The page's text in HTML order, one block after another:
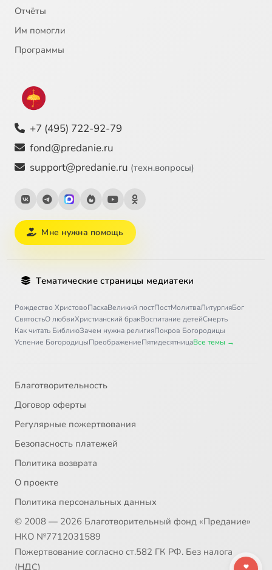
Отчёты
Им помогли
Программы
+7 (495) 722-92-79
fond@predanie.ru
support@predanie.ru (техн.вопросы)
Мне нужна помощь
Тематические страницы медиатеки
Рождество ХристовоПасхаВеликий постПостМолитваЛитургияБог
СвятостьО любвиХристианский бракВоспитание детейСмерть
Как читать БиблиюЗачем нужна религияПокров Богородицы
Успение БогородицыПреображениеПятидесятницаВсе темы →
Благотворительность
Договор оферты
Регулярные пожертвования
Безопасность платежей
Политика возврата
О проекте
Политика персональных данных
© 2008 — 2026 Благотворительный фонд «Предание»
НКО №7712031589
Пожертвование согласно ст.582 ГК РФ. Без налога
(НДС)